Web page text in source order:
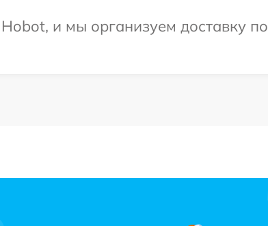
и мы организуем доставку по